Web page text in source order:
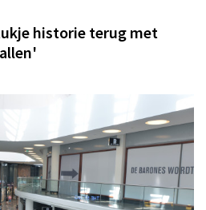
historie terug met